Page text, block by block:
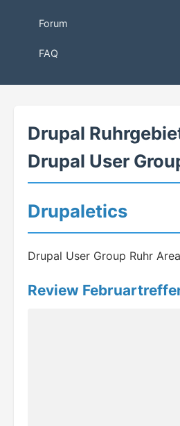
Forum
FAQ
Drupal
Drupal User
Drupaletics
Drupal User Group Ruhr Area
Review